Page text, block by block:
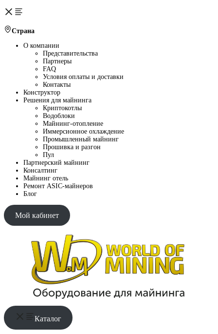
Страна
О компании
Представительства
Партнеры
FAQ
Условия оплаты и доставки
Контакты
Конструктор
Решения для майнинга
Криптокотлы
Водоблоки
Майнинг-отопление
Иммерсионное охлаждение
Промышленный майнинг
Прошивка и разгон
Пул
Партнерский майнинг
Консалтинг
Майнинг отель
Ремонт ASIC-майнеров
Блог
Мой кабинет
Каталог